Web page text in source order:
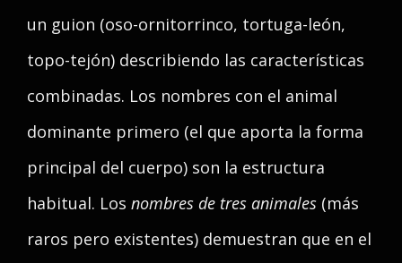
un guion (oso-ornitorrinco, tortuga-león,
topo-tejón) describiendo las características
combinadas. Los nombres con el animal
dominante primero (el que aporta la forma
principal del cuerpo) son la estructura
habitual. Los nombres de tres animales (más
raros pero existentes) demuestran que en el